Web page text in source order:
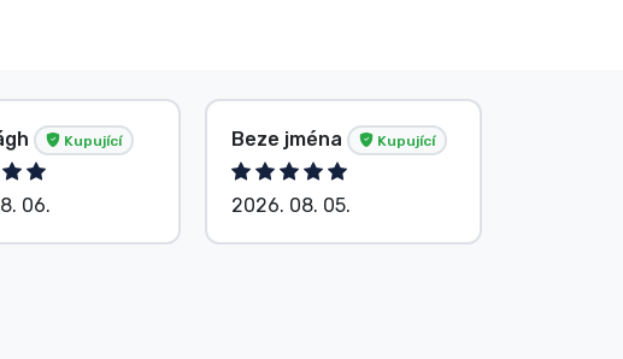
Kupující
06.
Beze jména Kupující
2026. 08. 05.